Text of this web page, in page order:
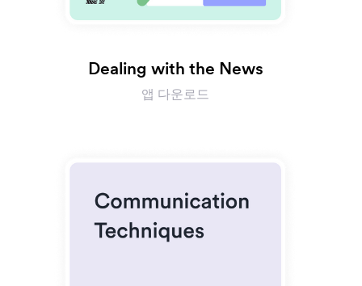
Dealing with the News
앱 다운로드